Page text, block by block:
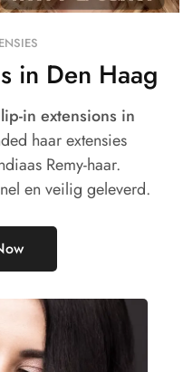
in Den Haag
in extensions in
haar extensies
Remy-haar.
en veilig geleverd.